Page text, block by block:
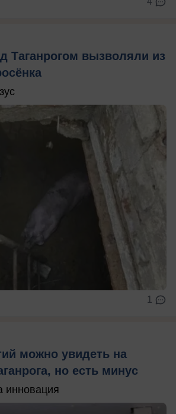
Таганрогом вызволяли из
1
можно увидеть на
но есть минус
инновация